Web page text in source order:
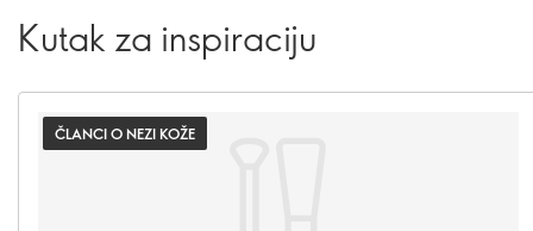
Kutak za inspiraciju
ČLANCI O NEZI KOŽE